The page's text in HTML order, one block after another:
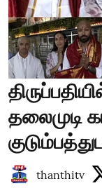
தலைமுடி
thanthitv